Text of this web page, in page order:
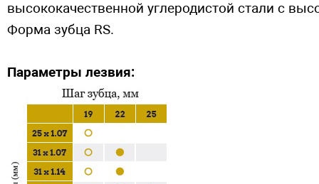
высококачественной углеродистой стали с
Форма зубца RS.
Параметры лезвия: